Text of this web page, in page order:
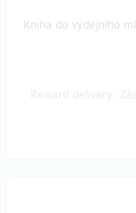
Kniha do výdejního